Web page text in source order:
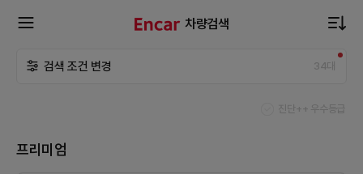
차량검색
검색 조건 변경 34대
진단++ 우수등급
프리미엄